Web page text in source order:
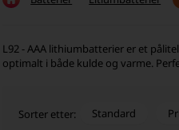
L92 - AAA lithiumbatterier er et
optimalt i både kulde og varme.
Sorter etter: Standard